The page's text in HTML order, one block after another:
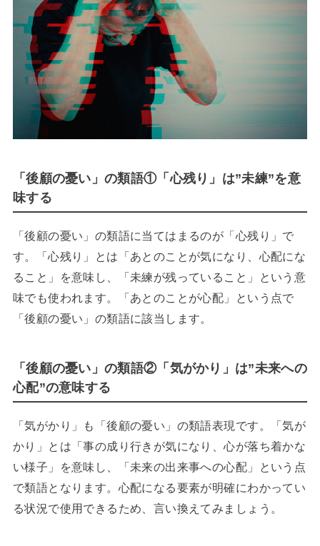
「後顧の憂い」の類語①「心残り」は”未練”を意
味する
「後顧の憂い」の類語に当てはまるのが「心残り」で
す。「心残り」とは「あとのことが気になり、心配にな
ること」を意味し、「未練が残っていること」という意
味でも使われます。「あとのことが心配」という点で
「後顧の憂い」の類語に該当します。
「後顧の憂い」の類語②「気がかり」は”未来への
心配”の意味する
「気がかり」も「後顧の憂い」の類語表現です。「気が
かり」とは「事の成り行きが気になり、心が落ち着かな
い様子」を意味し、「未来の出来事への心配」という点
で類語となります。心配になる要素が明確にわかってい
る状況で使用できるため、言い換えてみましょう。